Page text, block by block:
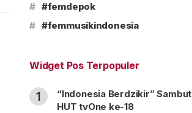
# #femdepok
# #femmusikindonesia
Widget Pos Terpopuler
1
“Indonesia Berdzikir” Sambut
HUT tvOne ke-18